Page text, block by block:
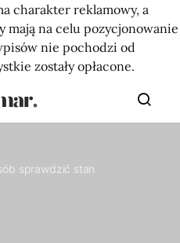
charakter reklamowy, a
mają na celu pozycjonowanie
nie pochodzi od
zostały opłacone.
sprawdzić stan